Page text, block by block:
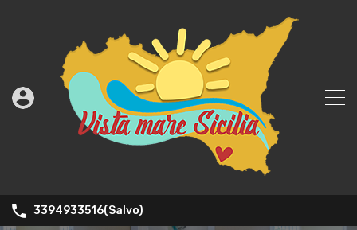
3394933516(Salvo)